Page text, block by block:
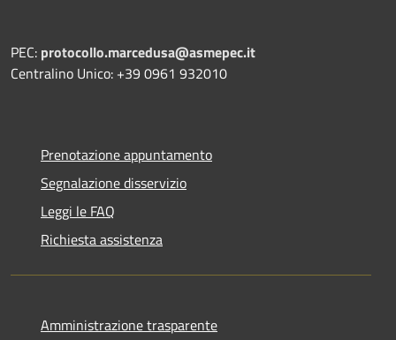
PEC: protocollo.marcedusa@asmepec.it
Centralino Unico: +39 0961 932010
Prenotazione appuntamento
Segnalazione disservizio
Leggi le FAQ
Richiesta assistenza
Amministrazione trasparente